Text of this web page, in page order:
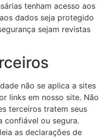
tenham acesso aos
dados seja protegido
sejam revistas
não se aplica a sites
links em nosso site. Não
terceiros tratem seus
confiável ou segura.
as declarações de